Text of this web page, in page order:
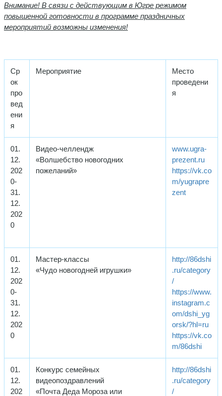
Внимание! В связи с действующим в Югре режимом
повышенной готовности в программе праздничных
мероприятий возможны изменения!
Ср
ок
про
вед
ени
я
Мероприятие
Место
проведени
я
01.
12.
202
0-
31.
12.
202
0
Видео-челлендж
«Волшебство новогодних
пожеланий»
www.ugra-
prezent.ru
https://vk.co
m/yugrapre
zent
01.
12.
202
0-
31.
12.
202
0
Мастер-классы
«Чудо новогодней игрушки»
http://86dshi
.ru/category
/
https://www.
instagram.c
om/dshi_yg
orsk/?hl=ru
https://vk.co
m/86dshi
01.
12.
202
Конкурс семейных
видеопоздравлений
«Почта Деда Мороза или
http://86dshi
.ru/category
/